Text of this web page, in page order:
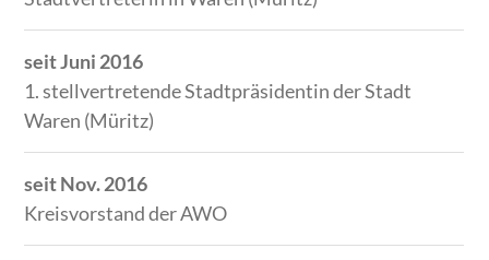
seit Juni 2016
1. stellvertretende Stadtpräsidentin der Stadt
Waren (Müritz)
seit Nov. 2016
Kreisvorstand der AWO